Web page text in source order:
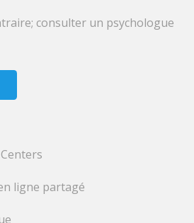
consulter un psychologue
ligne partagé